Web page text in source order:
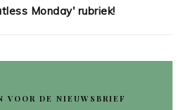
Monday' rubriek!
VOOR DE NIEUWSBRIEF